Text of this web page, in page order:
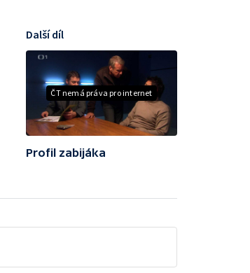
ČT nemá práva pro internet
Další díl
Profil zabijáka